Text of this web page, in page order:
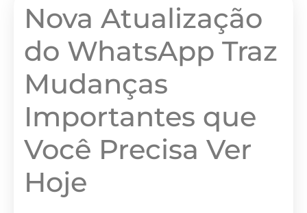
Nova Atualização
do WhatsApp Traz
Mudanças
Importantes que
Você Precisa Ver
Hoje